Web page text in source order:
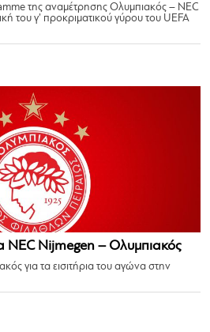
της αναμέτρησης Ολυμπιακός – NEC
του γ’ προκριματικού γύρου του UEFA
NEC Nijmegen – Ολυμπιακός
για τα εισιτήρια του αγώνα στην